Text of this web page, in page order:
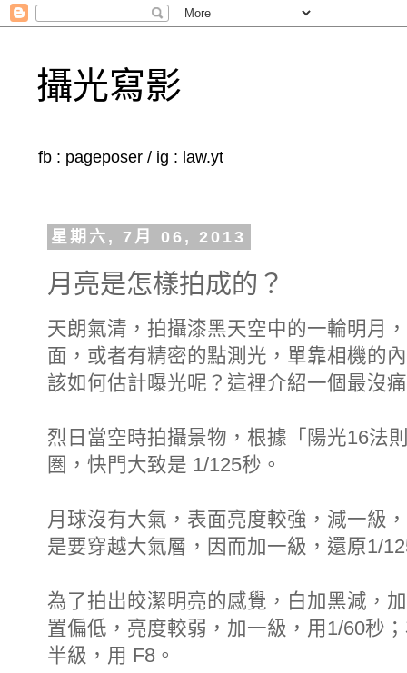
攝光寫影
fb : pageposer / ig : law.yt
星期六, 7月 06, 2013
月亮是怎樣拍成的？
天朗氣清，拍攝漆黑天空中的一輪明月
面，或者有精密的點測光，單靠相機的
該如何估計曝光呢？這裡介紹一個最
烈日當空時拍攝景物，根據「陽光16法
圏，快門大致是 1/125秒。
月球沒有大氣，表面亮度較強，減一級
是要穿越大氣層，因而加一級，還原1/
為了拍出皎潔明亮的感覺，白加黑減，
置偏低，亮度較弱，加一級，用1/60秒
半級，用 F8。